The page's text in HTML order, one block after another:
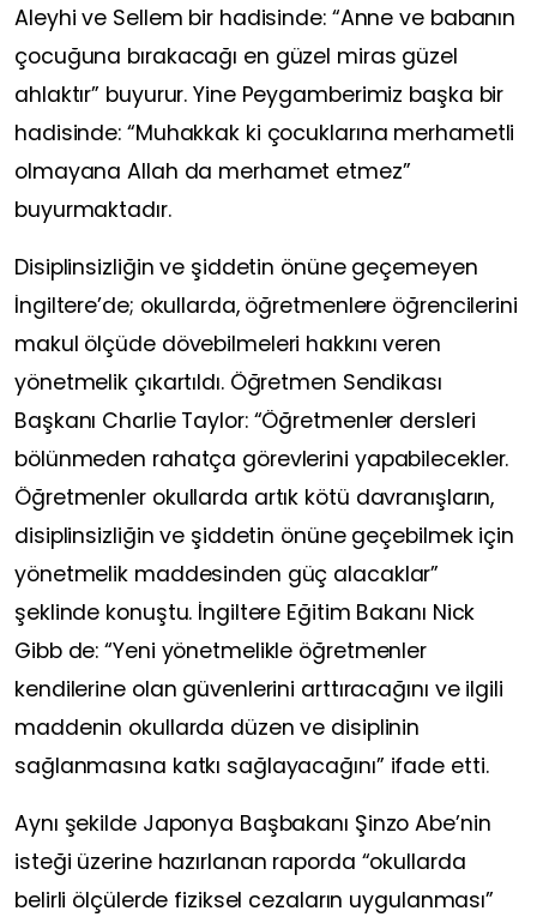
Aleyhi ve Sellem bir hadisinde: “Anne ve babanın
çocuğuna bırakacağı en güzel miras güzel
ahlaktır” buyurur. Yine Peygamberimiz başka bir
hadisinde: “Muhakkak ki çocuklarına merhametli
olmayana Allah da merhamet etmez”
buyurmaktadır.
Disiplinsizliğin ve şiddetin önüne geçemeyen
İngiltere’de; okullarda, öğretmenlere öğrencilerini
makul ölçüde dövebilmeleri hakkını veren
yönetmelik çıkartıldı. Öğretmen Sendikası
Başkanı Charlie Taylor: “Öğretmenler dersleri
bölünmeden rahatça görevlerini yapabilecekler.
Öğretmenler okullarda artık kötü davranışların,
disiplinsizliğin ve şiddetin önüne geçebilmek için
yönetmelik maddesinden güç alacaklar”
şeklinde konuştu. İngiltere Eğitim Bakanı Nick
Gibb de: “Yeni yönetmelikle öğretmenler
kendilerine olan güvenlerini arttıracağını ve ilgili
maddenin okullarda düzen ve disiplinin
sağlanmasına katkı sağlayacağını” ifade etti.
Aynı şekilde Japonya Başbakanı Şinzo Abe’nin
isteği üzerine hazırlanan raporda “okullarda
belirli ölçülerde fiziksel cezaların uygulanması”